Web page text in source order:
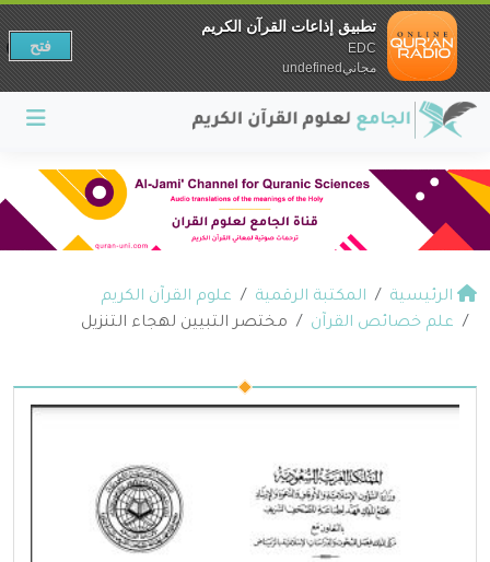
الرئيسية المكتبة الرقمية
علوم القرآن الكريم
علم خصائص القرآن
مختصر التبيين لهجاء التنزيل
تطبيق إذاعات القرآن الكريم
EDC
مجانيundefined
فتح